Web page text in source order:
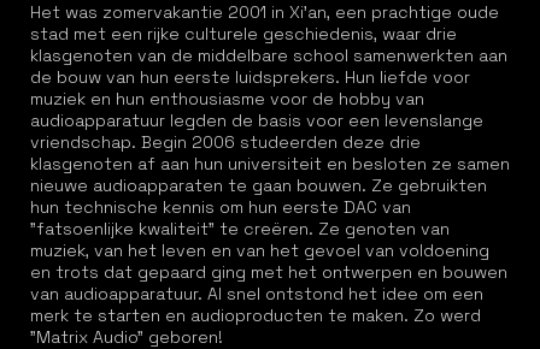
Het was zomervakantie 2001 in Xi'an, een prachtige oude
stad met een rijke culturele geschiedenis, waar drie
klasgenoten van de middelbare school samenwerkten aan
de bouw van hun eerste luidsprekers. Hun liefde voor
muziek en hun enthousiasme voor de hobby van
audioapparatuur legden de basis voor een levenslange
vriendschap. Begin 2006 studeerden deze drie
klasgenoten af aan hun universiteit en besloten ze samen
nieuwe audioapparaten te gaan bouwen. Ze gebruikten
hun technische kennis om hun eerste DAC van
"fatsoenlijke kwaliteit" te creëren. Ze genoten van
muziek, van het leven en van het gevoel van voldoening
en trots dat gepaard ging met het ontwerpen en bouwen
van audioapparatuur. Al snel ontstond het idee om een
merk te starten en audioproducten te maken. Zo werd
"Matrix Audio" geboren!